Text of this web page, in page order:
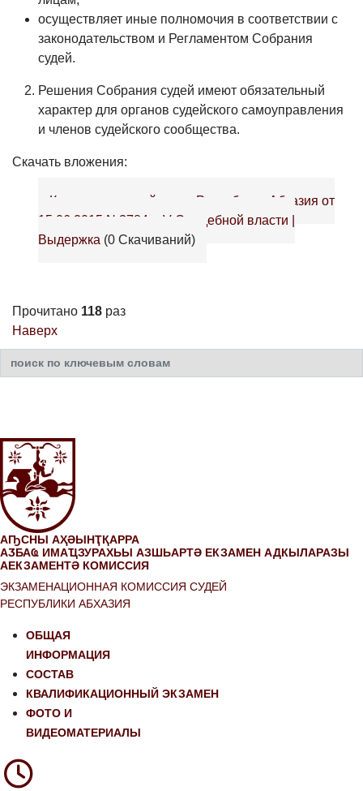
осуществляет иные полномочия в соответствии с
законодательством и Регламентом Собрания
судей.
Решения Собрания судей имеют обязательный
характер для органов судейского самоуправления
и членов судейского сообщества.
Скачать вложения:
Конституционный закон Республики Абхазия от
15.06.2015 N 3784-с-V О судебной власти |
Выдержка (0 Скачиваний)
Прочитано 118 раз
Наверх
АҦСНЫ АҲӘЫНҬҚАРРА
АӠБАҨ ИМАҴЗУРАХЬЫ АЗШЬАРТӘ ЕКЗАМЕН АДКЫЛАРАЗЫ
АЕКЗАМЕНТӘ КОМИССИЯ
ЭКЗАМЕНАЦИОННАЯ КОМИССИЯ СУДЕЙ
РЕСПУБЛИКИ АБХАЗИЯ
ОБЩАЯ
ИНФОРМАЦИЯ
СОСТАВ
КВАЛИФИКАЦИОННЫЙ ЭКЗАМЕН
ФОТО И
ВИДЕОМАТЕРИАЛЫ